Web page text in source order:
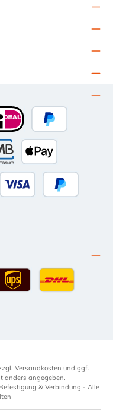
PayPal
(10 Tage Netto)
iDEAL
Multibanco Apple Pay
Versandkosten und ggf.
anders angegeben.
& Verbindung - Alle